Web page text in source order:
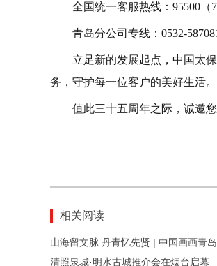
全国统一客服热线：95500（
青岛分公司专线：0532-
立足新的发展起点，中国太
务，守护每一位客户的美好生活。
值此三十五周年之际，诚邀
相关阅读
山海留文脉 丹青忆先贤 | 中国画画青
清照泉城·明水古城推介会在烟台启幕